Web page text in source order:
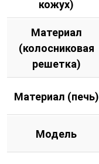
кожух)
Материал
(колосниковая
решетка)
Материал (печь)
Модель